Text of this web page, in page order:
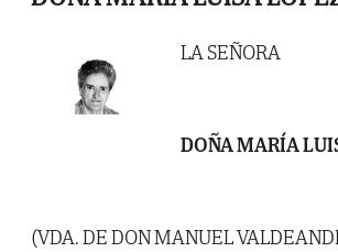
LA SEÑORA
DOÑA MARÍA
(VDA. DE DON MANUEL